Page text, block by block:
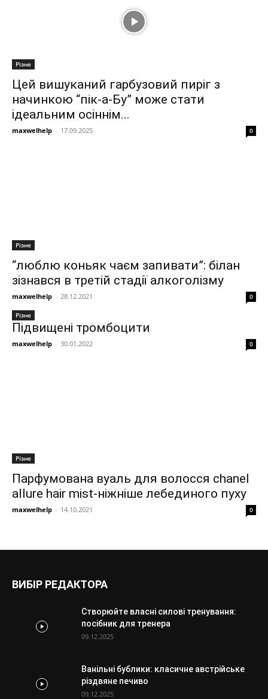
Різне
Цей вишуканий гарбузовий пиріг з
начинкою “пік-а-Бу” може стати
ідеальним осіннім...
maxwelhelp - 17.09.2025 0
Різне
“люблю коньяк чаєм запивати”: білан
зізнався в третій стадії алкоголізму
maxwelhelp - 28.12.2021 0
Різне
Підвищені тромбоцити
maxwelhelp - 30.01.2022 0
Різне
Парфумована вуаль для волосся chanel
allure hair mist-ніжніше лебединого пуху
maxwelhelp - 14.10.2021 0
ВИБІР РЕДАКТОРА
Створюйте власні силові тренування:
посібник для тренера
09.12.2025
Ванільні бублики: класичне австрійське
різдвяне печиво
09.12.2025